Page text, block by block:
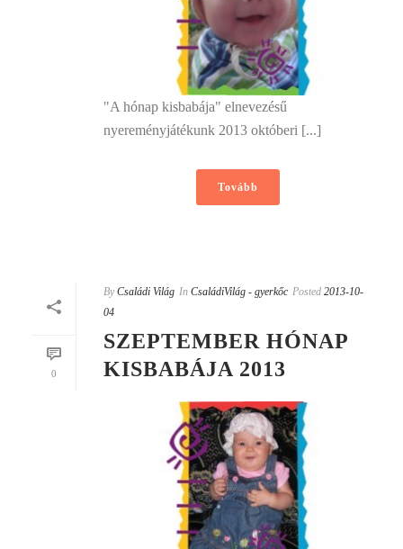
"A hónap kisbabája" elnevezésű
nyereményjátékunk 2013 októberi [...]
Tovább
0
By Családi Világ In CsaládiVilág - gyerkőc Posted 2013-10-
04
SZEPTEMBER HÓNAP
KISBABÁJA 2013